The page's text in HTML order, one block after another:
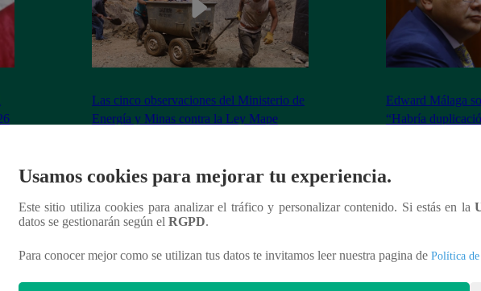
Las cinco observaciones del Ministerio de
Energía y Minas contra la Ley Mape
Edward Málaga
“Habría
interesar
Usamos cookies para mejorar tu experiencia.
Este sitio utiliza cookies para analizar el tráfico y personalizar contenido. Si estás en la
datos se gestionarán según el RGPD.
Para conocer mejor como se utilizan tus datos te invitamos leer nuestra pagina de Política